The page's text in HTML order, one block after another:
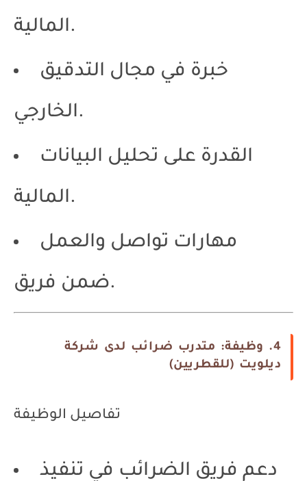
المالية.
خبرة في مجال التدقيق
الخارجي.
القدرة على تحليل البيانات
المالية.
مهارات تواصل والعمل
ضمن فريق.
4. وظيفة: متدرب ضرائب لدى شركة
ديلويت (للقطريين)
تفاصيل الوظيفة
دعم فريق الضرائب في تنفيذ